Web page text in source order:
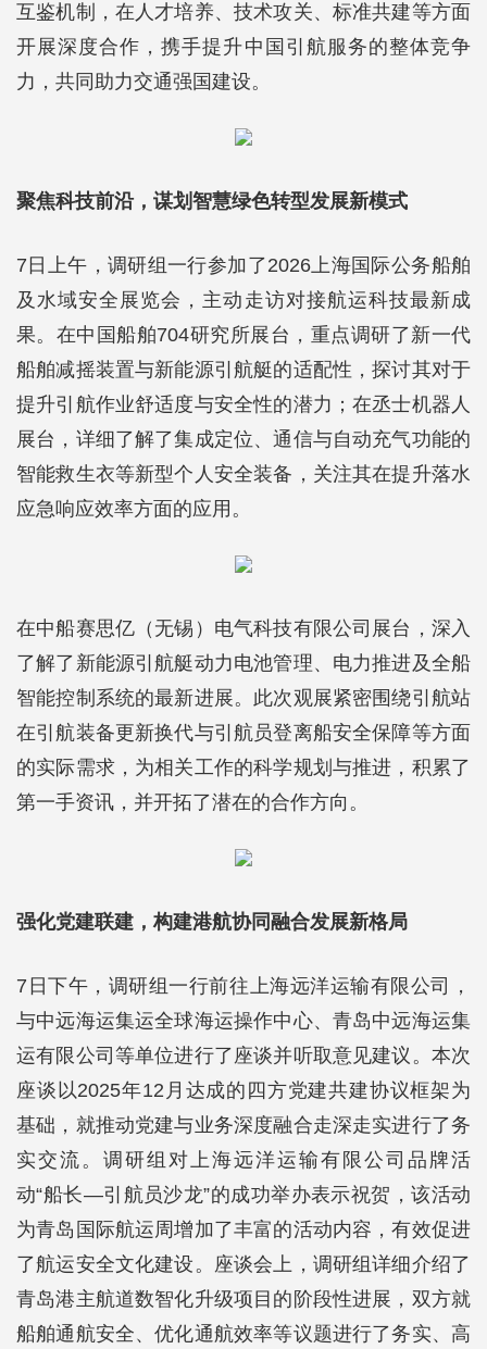
互鉴机制，在人才培养、技术攻关、标准共建等方面
开展深度合作，携手提升中国引航服务的整体竞争
力，共同助力交通强国建设。
聚焦科技前沿，谋划智慧绿色转型发展新模式
7日上午，调研组一行参加了2026上海国际公务船舶
及水域安全展览会，主动走访对接航运科技最新成
果。在中国船舶704研究所展台，重点调研了新一代
船舶减摇装置与新能源引航艇的适配性，探讨其对于
提升引航作业舒适度与安全性的潜力；在丞士机器人
展台，详细了解了集成定位、通信与自动充气功能的
智能救生衣等新型个人安全装备，关注其在提升落水
应急响应效率方面的应用。
在中船赛思亿（无锡）电气科技有限公司展台，深入
了解了新能源引航艇动力电池管理、电力推进及全船
智能控制系统的最新进展。此次观展紧密围绕引航站
在引航装备更新换代与引航员登离船安全保障等方面
的实际需求，为相关工作的科学规划与推进，积累了
第一手资讯，并开拓了潜在的合作方向。
强化党建联建，构建港航协同融合发展新格局
7日下午，调研组一行前往上海远洋运输有限公司，
与中远海运集运全球海运操作中心、青岛中远海运集
运有限公司等单位进行了座谈并听取意见建议。本次
座谈以2025年12月达成的四方党建共建协议框架为
基础，就推动党建与业务深度融合走深走实进行了务
实交流。调研组对上海远洋运输有限公司品牌活
动“船长—引航员沙龙”的成功举办表示祝贺，该活动
为青岛国际航运周增加了丰富的活动内容，有效促进
了航运安全文化建设。座谈会上，调研组详细介绍了
青岛港主航道数智化升级项目的阶段性进展，双方就
船舶通航安全、优化通航效率等议题进行了务实、高